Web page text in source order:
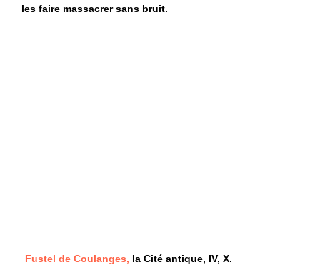
les faire massacrer sans bruit.
Fustel de Coulanges, la Cité antique, IV, X.